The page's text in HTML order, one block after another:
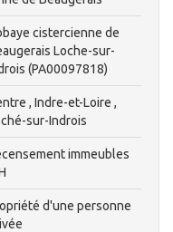
cistercienne de
Loche-sur-
(PA00097818)
, Indre-et-Loire ,
sur-Indrois
immeubles
d'une personne